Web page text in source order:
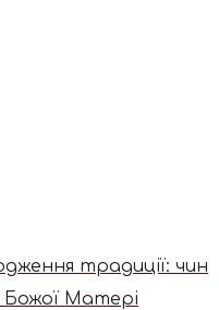
традиції: чин
Божої Матері